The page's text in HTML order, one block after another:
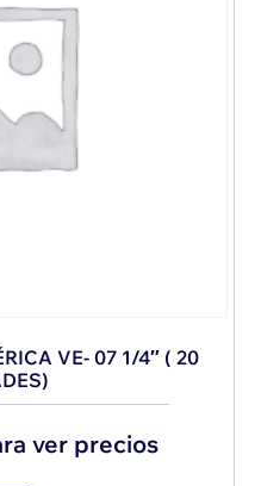
VE- 07 1/4″ ( 20
ver precios